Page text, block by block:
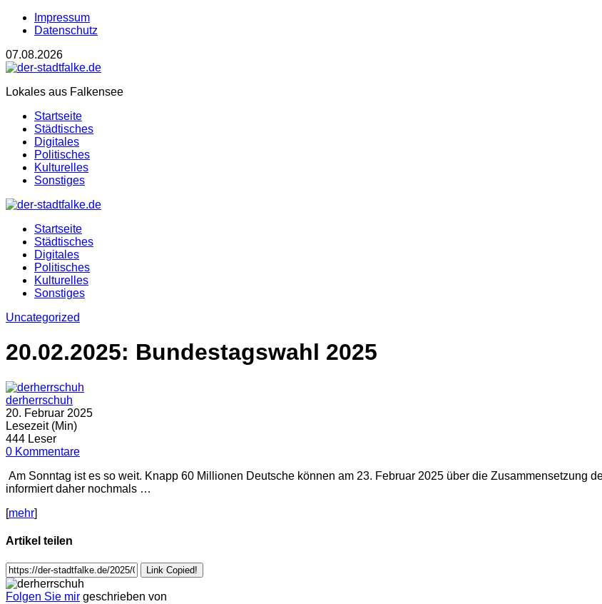
Impressum
Datenschutz
07.08.2026
Lokales aus Falkensee
Startseite
Städtisches
Digitales
Politisches
Kulturelles
Sonstiges
Startseite
Städtisches
Digitales
Politisches
Kulturelles
Sonstiges
Uncategorized
20.02.2025: Bundestagswahl 2025
derherrschuh
20. Februar 2025
Lesezeit (Min)
444 Leser
0 Kommentare
Am Sonntag ist es so weit. Knapp 60 Millionen Deutsche können am 23. Februar 2025 über die Zusammensetzung
informiert daher nochmals …
[mehr]
Artikel teilen
Link Copied!
Folgen Sie mir geschrieben von